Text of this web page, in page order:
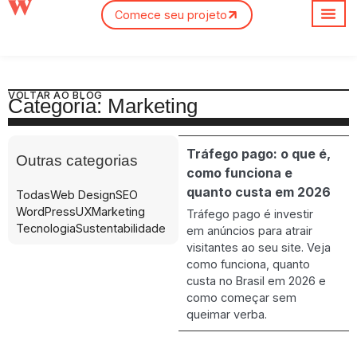
Comece seu projeto
VOLTAR AO BLOG
Categoria: Marketing
Outras categorias
TodasWeb DesignSEO
WordPressUXMarketing
TecnologiaSustentabilidade
Tráfego pago: o que é,
como funciona e
quanto custa em 2026
Tráfego pago é investir
em anúncios para atrair
visitantes ao seu site. Veja
como funciona, quanto
custa no Brasil em 2026 e
como começar sem
queimar verba.